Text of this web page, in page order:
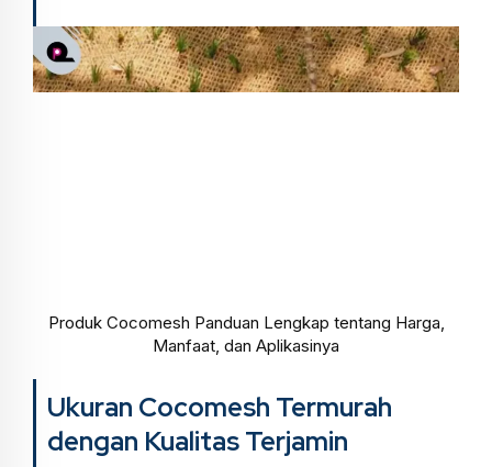
Produk Cocomesh Panduan Lengkap tentang Harga,
Manfaat, dan Aplikasinya
Ukuran Cocomesh Termurah
dengan Kualitas Terjamin